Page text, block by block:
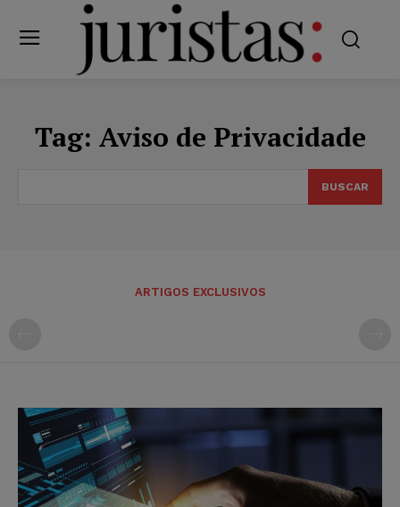
Tag: Aviso de Privacidade
BUSCAR
ARTIGOS EXCLUSIVOS